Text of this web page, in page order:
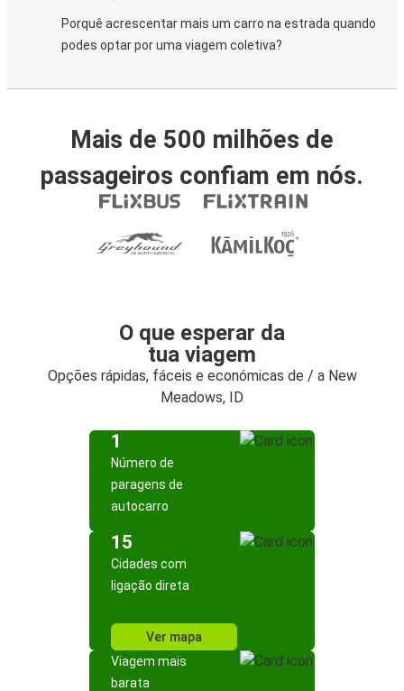
Porquê acrescentar mais um carro na estrada quando
podes optar por uma viagem coletiva?
Mais de 500 milhões de
passageiros confiam em nós.
O que esperar da
tua viagem
Opções rápidas, fáceis e económicas de / a New
Meadows, ID
1
Número de
paragens de
autocarro
15
Cidades com
ligação direta
Ver mapa
Viagem mais
barata